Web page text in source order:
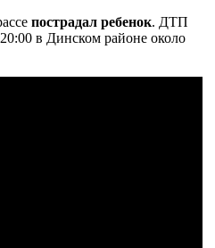
пострадал ребенок. ДТП
в Динском районе около